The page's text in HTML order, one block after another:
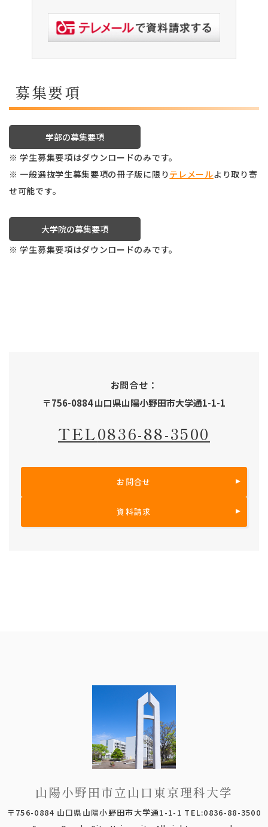
募集要項
学部の募集要項
※ 学生募集要項はダウンロードのみです。
※ 一般選抜学生募集要項の冊子版に限りテレメールより取り寄
せ可能です。
大学院の募集要項
※ 学生募集要項はダウンロードのみです。
お問合せ：
〒756-0884 山口県山陽小野田市大学通1-1-1
TEL0836-88-3500
お問合せ
資料請求
山陽小野田市立山口東京理科大学
〒756-0884 山口県山陽小野田市大学通1-1-1 TEL:0836-88-3500